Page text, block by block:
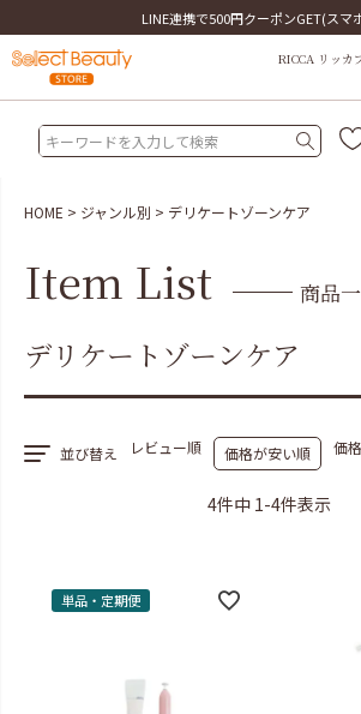
LINE連携で500円クーポンGET(スマ
RICCA リッカ
HOME ジャンル別 デリケートゾーンケア
Item List 商品
デリケートゾーンケア
並び替え レビュー順 価格が安い順 価
4件中 1-4件表示
単品・定期便